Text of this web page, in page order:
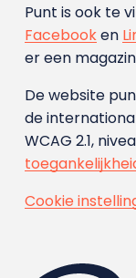
Punt is ook te
Facebooken
er een
De website
de
WCAG 2.1,
Cookie